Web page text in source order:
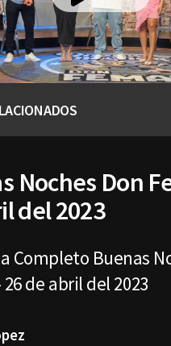
Noches Don
del 2023
Completo Buenas
de abril del 2023